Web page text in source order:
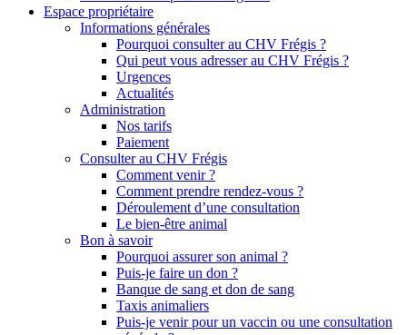
Espace propriétaire
Informations générales
Pourquoi consulter au CHV Frégis ?
Qui peut vous adresser au CHV Frégis ?
Urgences
Actualités
Administration
Nos tarifs
Paiement
Consulter au CHV Frégis
Comment venir ?
Comment prendre rendez-vous ?
Déroulement d’une consultation
Le bien-être animal
Bon à savoir
Pourquoi assurer son animal ?
Puis-je faire un don ?
Banque de sang et don de sang
Taxis animaliers
Puis-je venir pour un vaccin ou une consultation